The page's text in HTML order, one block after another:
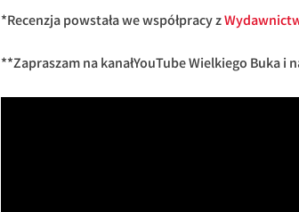
*Recenzja powstała we współpracy z
**Zapraszam na kanałYouTube Wielkiego Buka i